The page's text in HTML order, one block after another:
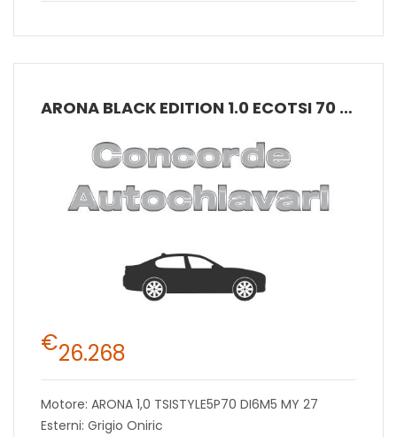
ARONA BLACK EDITION 1.0 ECOTSI 70 KW (95 CV) BENZINA MANUALE 5 MARCE 2WD
€26.268
Motore: ARONA 1,0 TSISTYLE5P70 DI6M5 MY 27
Esterni: Grigio Oniric